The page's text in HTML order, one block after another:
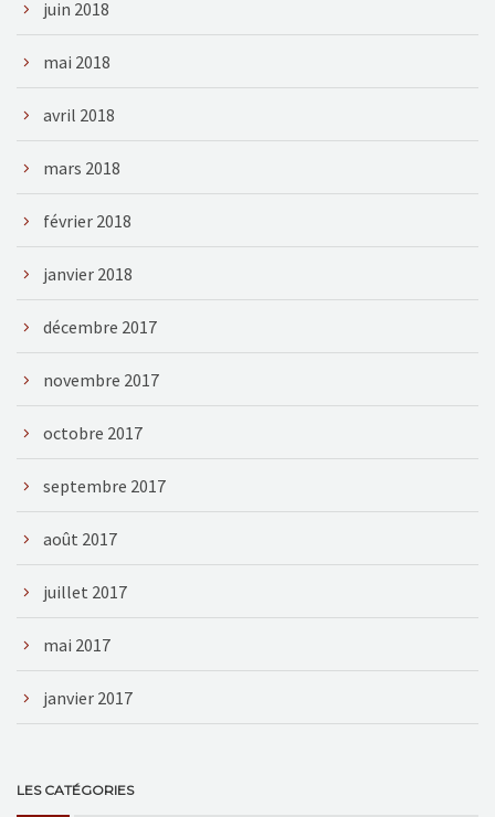
juin 2018
mai 2018
avril 2018
mars 2018
février 2018
janvier 2018
décembre 2017
novembre 2017
octobre 2017
septembre 2017
août 2017
juillet 2017
mai 2017
janvier 2017
LES CATÉGORIES